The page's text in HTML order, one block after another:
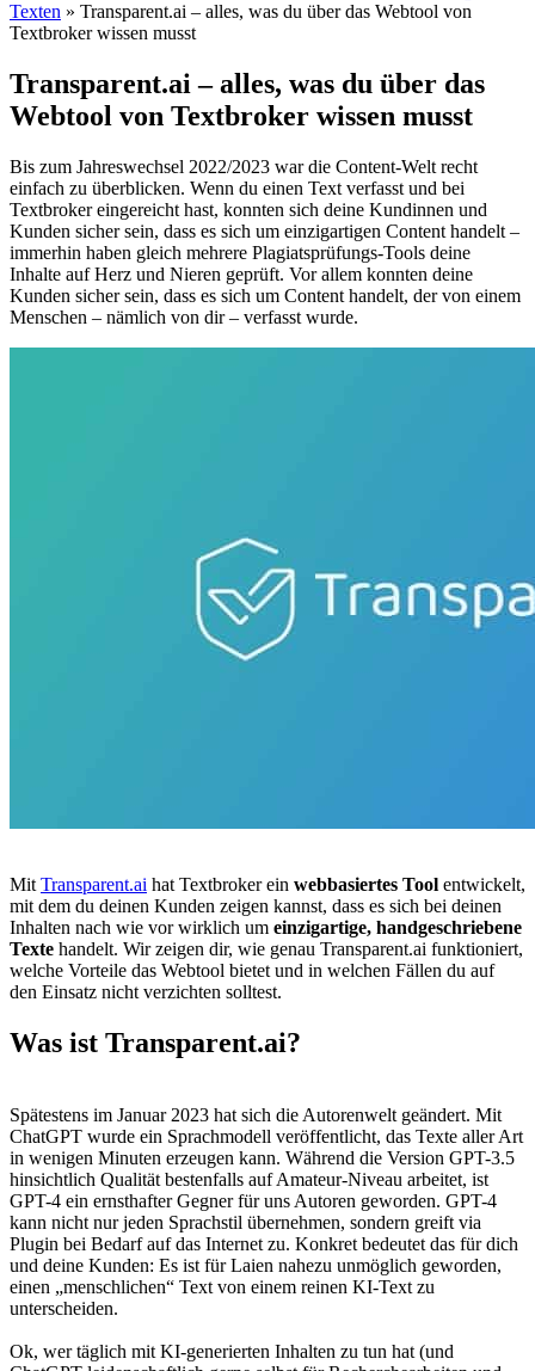
Texten » Transparent.ai – alles, was du über das Webtool von
Textbroker wissen musst
Transparent.ai – alles, was du über das
Webtool von Textbroker wissen musst
Bis zum Jahreswechsel 2022/2023 war die Content-Welt recht
einfach zu überblicken. Wenn du einen Text verfasst und bei
Textbroker eingereicht hast, konnten sich deine Kundinnen und
Kunden sicher sein, dass es sich um einzigartigen Content handelt –
immerhin haben gleich mehrere Plagiatsprüfungs-Tools deine
Inhalte auf Herz und Nieren geprüft. Vor allem konnten deine
Kunden sicher sein, dass es sich um Content handelt, der von einem
Menschen – nämlich von dir – verfasst wurde.
Mit Transparent.ai hat Textbroker ein webbasiertes Tool entwickelt,
mit dem du deinen Kunden zeigen kannst, dass es sich bei deinen
Inhalten nach wie vor wirklich um einzigartige, handgeschriebene
Texte handelt. Wir zeigen dir, wie genau Transparent.ai funktioniert,
welche Vorteile das Webtool bietet und in welchen Fällen du auf
den Einsatz nicht verzichten solltest.
Was ist Transparent.ai?
Spätestens im Januar 2023 hat sich die Autorenwelt geändert. Mit
ChatGPT wurde ein Sprachmodell veröffentlicht, das Texte aller Art
in wenigen Minuten erzeugen kann. Während die Version GPT-3.5
hinsichtlich Qualität bestenfalls auf Amateur-Niveau arbeitet, ist
GPT-4 ein ernsthafter Gegner für uns Autoren geworden. GPT-4
kann nicht nur jeden Sprachstil übernehmen, sondern greift via
Plugin bei Bedarf auf das Internet zu. Konkret bedeutet das für dich
und deine Kunden: Es ist für Laien nahezu unmöglich geworden,
einen „menschlichen“ Text von einem reinen KI-Text zu
unterscheiden.
Ok, wer täglich mit KI-generierten Inhalten zu tun hat (und